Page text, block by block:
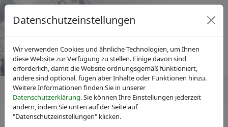
IVAM Fachverband für Mikrotechnik
Datenschutzeinstellungen
Wir verwenden Cookies und ähnliche Technologien, um Ihnen
diese Website zur Verfügung zu stellen. Einige davon sind
erforderlich, damit die Website ordnungsgemäß funktioniert,
andere sind optional, fügen aber Inhalte oder Funktionen hinzu.
Weitere Informationen finden Sie in unserer
Datenschutzerklärung. Sie können Ihre Einstellungen jederzeit
ändern, indem Sie unten auf der Seite auf
"Datenschutzeinstellungen" klicken.